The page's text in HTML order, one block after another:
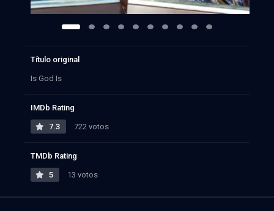
Título original
Is God Is
IMDb Rating
7.3 722 votos
TMDb Rating
5 13 votos